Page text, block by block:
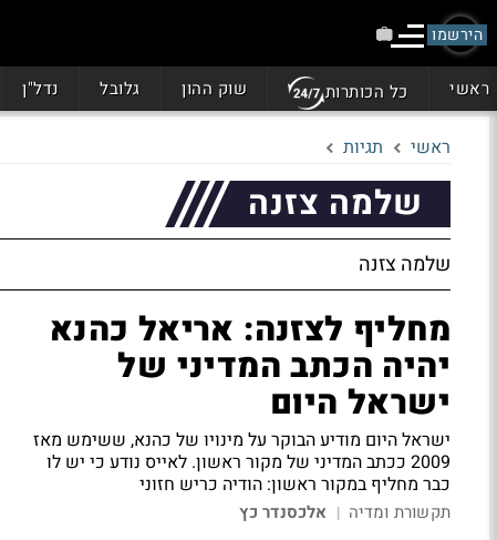
הירשמו
ראשי כל הכותרות שוק ההון גלובל נדל"ן
ראשי תגיות
שלמה צזנה
שלמה צזנה
מחליף לצזנה: אריאל כהנא
יהיה הכתב המדיני של
ישראל היום
ישראל היום מודיע הבוקר על מינויו של כהנא, ששימש מאז
2009 ככתב המדיני של מקור ראשון. לאייס נודע כי יש לו
כבר מחליף במקור ראשון: הודיה כריש חזוני
תקשורת ומדיה | אלכסנדר כץ